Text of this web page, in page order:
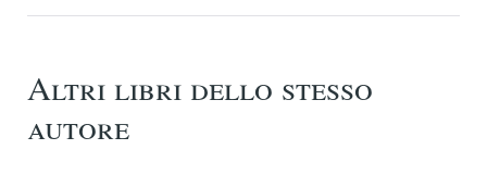
Altri libri dello stesso
autore